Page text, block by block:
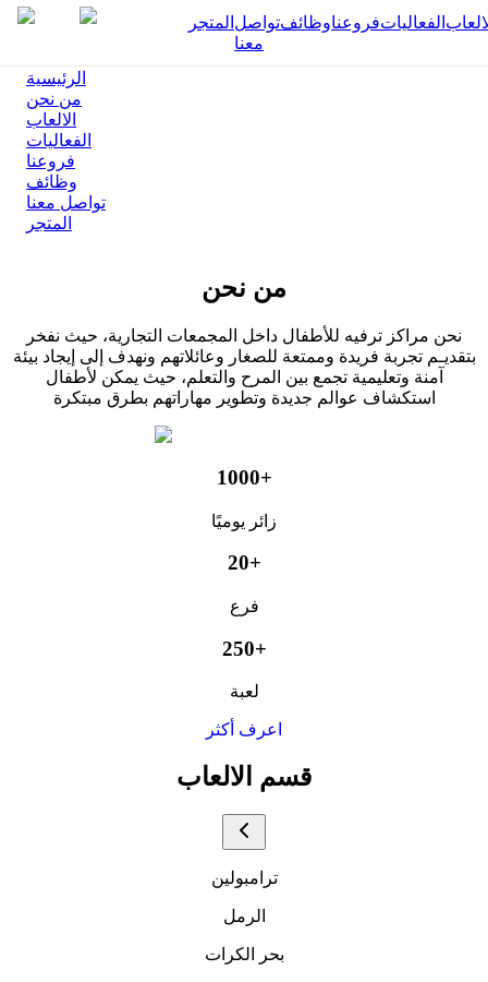
المتجر تواصل
معنا
وظائففروعناالفعاليات
الرئيسية
من نحن
الالعاب
الفعاليات
فروعنا
وظائف
تواصل معنا
المتجر
مرحبًا بكم في
شاطئ الردسي
،مـن خــلال مــزيج متــــوازن
والجودة والابتكار، يسعي
إلى الارتقاء بمعايير الترفيــه
المنطقة، مقدما نموذجاً يُجســد
من نحن
نحن مراكز ترفيه للأطفال داخل المجمعات التجارية، حيث نفخر
بتقديـم تجربة فريدة وممتعة للصغار وعائلاتهم ونهدف إلى إيجاد بيئة
آمنة وتعليمية تجمع بين المرح والتعلم، حيث يمكن لأطفال
استكشاف عوالم جديدة وتطوير مهاراتهم بطرق مبتكرة
1000+
زائر يوميًا
20+
فرع
250+
لعبة
اعرف أكثر
قسم الالعاب
ترامبولين
الرمل
بحر الكرات